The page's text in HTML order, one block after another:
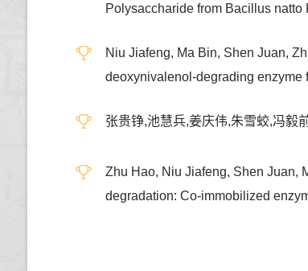
Polysaccharide from Bacillus
Niu Jiafeng, Ma Bin, Shen Juan,
deoxynivalenol-degrading enzyme
张贵铮,池慧兵,姜庆伟,朱雪蛟,冯毅
Zhu Hao, Niu Jiafeng, Shen Juan,
degradation: Co-immobilized